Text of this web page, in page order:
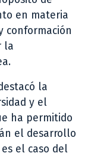
en materia
conformación
la
la
y el
ha permitido
el desarrollo
el caso del